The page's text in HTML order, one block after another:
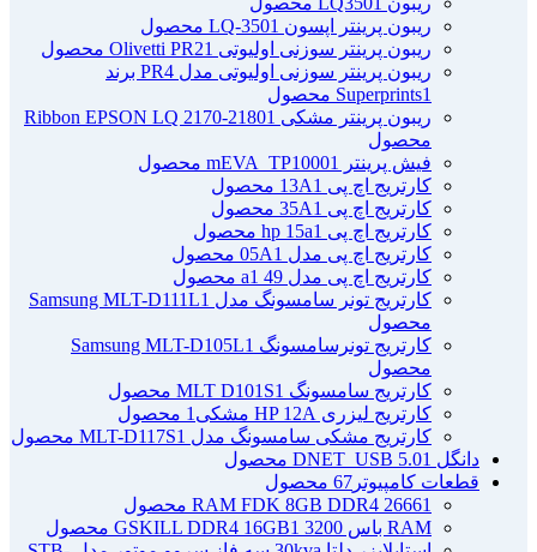
ریبون پرینتر اپسون LQ-350 1 محصول
ریبون پرینتر سوزنی اولیوتی Olivetti PR2 1 محصول
ریبون پرینتر سوزنی اولیوتی مدل PR4 برند
Superprints1 محصول
ریبون پرینتر مشکی Ribbon EPSON LQ 2170-2180 1
محصول
فیش پرینتر mEVA_TP1000
1 محصول
کارتریج اچ پی 13A 1 محصول
کارتریج اچ پی 35A 1 محصول
کارتریج اچ پی hp 15a 1 محصول
کارتریج اچ پی مدل 05A 1 محصول
کارتریج اچ پی مدل 49 a
1 محصول
کارتریج تونر سامسونگ مدل Samsung MLT-D111L 1
محصول
کارتریج تونرسامسونگ Samsung MLT-D105L 1
محصول
کارتریج سامسونگ MLT D101S 1 محصول
کارتریج لیزری HP 12A مشکی
1 محصول
کارتریج مشکی سامسونگ مدل MLT-D117S 1 محصول
دانگل DNET_USB 5.0 1 محصول
قطعات کامپیوتر 67 محصول
RAM FDK 8GB DDR4 26661 محصول
RAM باس 3200 GSKILL DDR4 16GB
1 محصول